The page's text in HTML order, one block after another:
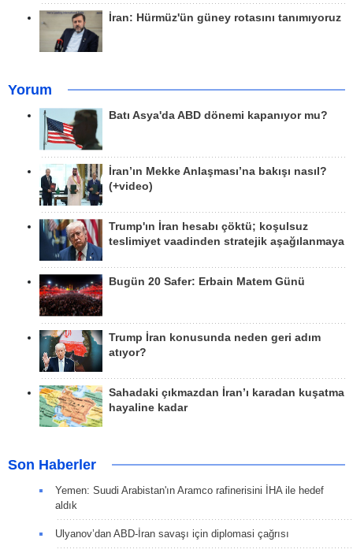
İran: Hürmüz'ün güney rotasını tanımıyoruz
Yorum
Batı Asya'da ABD dönemi kapanıyor mu?
İran’ın Mekke Anlaşması’na bakışı nasıl?
(+video)
Trump'ın İran hesabı çöktü; koşulsuz
teslimiyet vaadinden stratejik aşağılanmaya
Bugün 20 Safer: Erbain Matem Günü
Trump İran konusunda neden geri adım
atıyor?
Sahadaki çıkmazdan İran’ı karadan kuşatma
hayaline kadar
Son Haberler
Yemen: Suudi Arabistan'ın Aramco rafinerisini İHA ile hedef
aldık
Ulyanov’dan ABD-İran savaşı için diplomasi çağrısı